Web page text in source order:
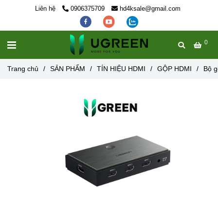
Liên hệ 0906375709 hd4ksale@gmail.com
0
Trang chủ / SẢN PHẨM / TÍN HIỆU HDMI / GỘP HDMI / Bộ